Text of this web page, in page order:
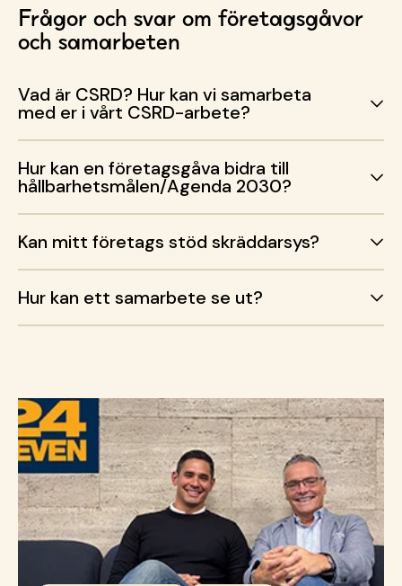
Frågor och svar om företagsgåvor
och samarbeten
Vad är CSRD? Hur kan vi samarbeta
med er i vårt CSRD-arbete?
Hur kan en företagsgåva bidra till
hållbarhetsmålen/Agenda 2030?
Kan mitt företags stöd skräddarsys?
Hur kan ett samarbete se ut?